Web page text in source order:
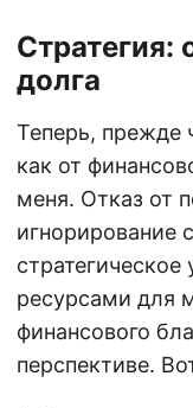
Стратегия:
долга
Теперь, прежде
как от
меня. Отказ от
игнорирование
ресурсами для
финансового
перспективе.